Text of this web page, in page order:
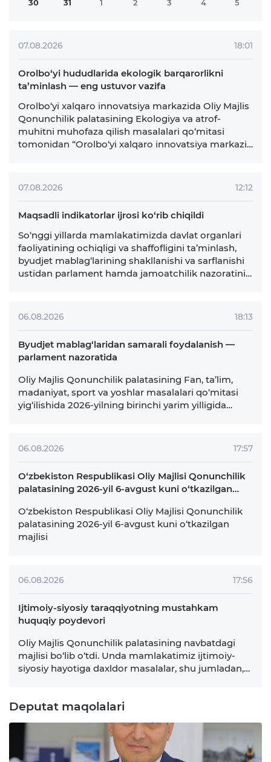
30 31 1 2 3 4 5
07.08.2026 18:01
Orolbo‘yi hududlarida ekologik barqarorlikni
ta’minlash — eng ustuvor vazifa
Orolbo‘yi xalqaro innovatsiya markazida Oliy Majlis
Qonunchilik palatasining Ekologiya va atrof-
muhitni muhofaza qilish masalalari qo‘mitasi
tomonidan “Orolbo‘yi xalqaro innovatsiya markazi”
cho‘llanish va yerlar degradatsiyasining oldini olish,
qurg‘oqchilik oqibatlarini yumshatish, …
07.08.2026 12:12
Maqsadli indikatorlar ijrosi ko‘rib chiqildi
So‘nggi yillarda mamlakatimizda davlat organlari
faoliyatining ochiqligi va shaffofligini ta’minlash,
byudjet mablag‘larining shakllanishi va sarflanishi
ustidan parlament hamda jamoatchilik nazoratini
Demokratik institutlar va fuqarolik jamiyatini
rivojlantirish masalalari qo‘mitasining
kengaytirilgan yig‘ilishda …
06.08.2026 18:13
Byudjet mablag‘laridan samarali foydalanish —
parlament nazoratida
Oliy Majlis Qonunchilik palatasining Fan, ta’lim,
madaniyat, sport va yoshlar masalalari qo‘mitasi
yig‘ilishida 2026-yilning birinchi yarim yilligida
Turizm qo‘mitasining Davlat byudjeti
mablag‘laridan foydalanish, byudjetdan tashqari
mablag‘lar ijrosi …
06.08.2026 17:57
O‘zbekiston Respublikasi Oliy Majlisi Qonunchilik
palatasining 2026-yil 6-avgust kuni o‘tkazilgan
O‘zbekiston Respublikasi Oliy Majlisi Qonunchilik
palatasining 2026-yil 6-avgust kuni o‘tkazilgan
majlisi
06.08.2026 17:56
Ijtimoiy-siyosiy taraqqiyotning mustahkam
huquqiy poydevori
Oliy Majlis Qonunchilik palatasining navbatdagi
majlisi bo‘lib o‘tdi. Unda mamlakatimiz ijtimoiy-
siyosiy hayotiga daxldor masalalar, shu jumladan,
tizimini takomillashtirishga, fuqarolar va yuridik
shaxslarning huquqlarini Konstitutsiyaviy sud
tomonidan himoya qilishga qaratilgan qator
qonun loyihalari …
Deputat maqolalari